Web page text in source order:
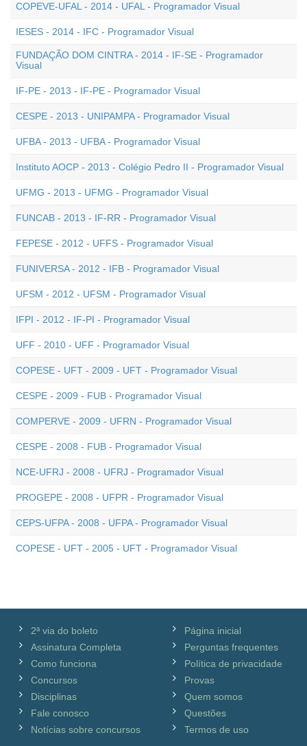
COPEVE-UFAL - 2014 - UFAL - Programador Visual
IESES - 2014 - IFC - Programador Visual
FUNDAÇÃO DOM CINTRA - 2014 - IF-SE - Programador
Visual
IF-PE - 2013 - IF-PE - Programador Visual
CESPE - 2013 - UNIPAMPA - Programador Visual
UFBA - 2013 - UFBA - Programador Visual
Instituto AOCP - 2013 - Colégio Pedro II - Programador Visual
UFMG - 2013 - UFMG - Programador Visual
FUNCAB - 2013 - IF-RR - Programador Visual
FEPESE - 2012 - UFFS - Programador Visual
FUNIVERSA - 2012 - IFB - Programador Visual
UFSM - 2012 - UFSM - Programador Visual
IFPI - 2012 - IF-PI - Programador Visual
UFF - 2010 - UFF - Programador Visual
COPESE - UFT - 2009 - UFT - Programador Visual
CESPE - 2009 - FUB - Programador Visual
COMPERVE - 2009 - UFRN - Programador Visual
CESPE - 2008 - FUB - Programador Visual
NCE-UFRJ - 2008 - UFRJ - Programador Visual
PROGEPE - 2008 - UFPR - Programador Visual
CEPS-UFPA - 2008 - UFPA - Programador Visual
COPESE - UFT - 2005 - UFT - Programador Visual
2ª via do boleto
Assinatura Completa
Como funciona
Concursos
Disciplinas
Fale conosco
Notícias sobre concursos
Página inicial
Perguntas frequentes
Política de privacidade
Provas
Quem somos
Questões
Termos de uso